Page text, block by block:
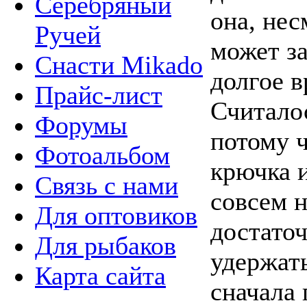
Ручей
Снасти Mikado
Прайс-лист
Форумы
Фотоальбом
Связь с нами
Для оптовиков
Для рыбаков
Карта сайта
она,
может
долгое
потому
крючка
совсем